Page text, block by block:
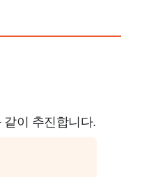
이 추진합니다.